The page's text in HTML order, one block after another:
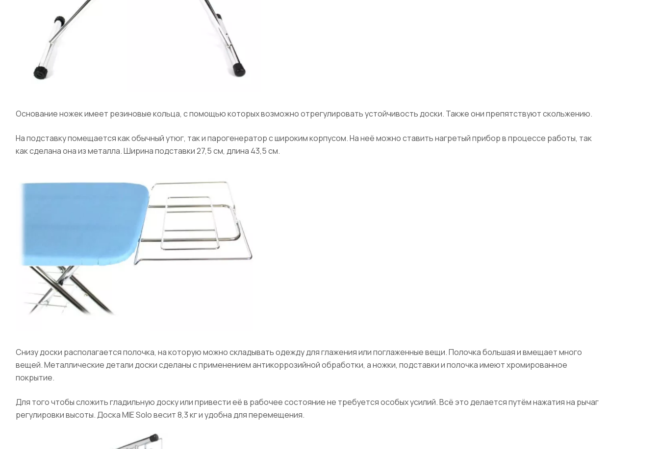
Основание ножек имеет резиновые кольца, с помощью которых возможно отрегулировать устойчивость доски. Также они препятствуют скольжению.
На подставку помещается как обычный утюг, так и парогенератор с широким корпусом. На неё можно ставить нагретый прибор в процессе работы, так
как сделана она из металла. Ширина подставки 27,5 см, длина 43,5 см.
Снизу доски располагается полочка, на которую можно складывать одежду для глажения или поглаженные вещи. Полочка большая и вмещает много
вещей. Металлические детали доски сделаны с применением антикоррозийной обработки, а ножки, подставки и полочка имеют хромированное
покрытие.
Для того чтобы сложить гладильную доску или привести её в рабочее состояние не требуется особых усилий. Всё это делается путём нажатия на рычаг
регулировки высоты. Доска MIE Solo весит 8,3 кг и удобна для перемещения.